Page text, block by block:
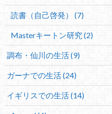
読書（自己啓発） (7)
Masterキートン研究 (2)
調布・仙川の生活 (9)
ガーナでの生活 (24)
イギリスでの生活 (14)